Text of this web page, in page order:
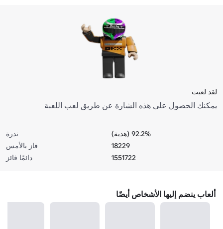
لقد لعبت
يمكنك الحصول على هذه الشارة عن طريق لعب اللعبة
ندرة
92.2% (هدية)
فاز بالأمس
18229
دائمًا فائز
1551722
ألعاب ينضم إليها الأشخاص أيضًا